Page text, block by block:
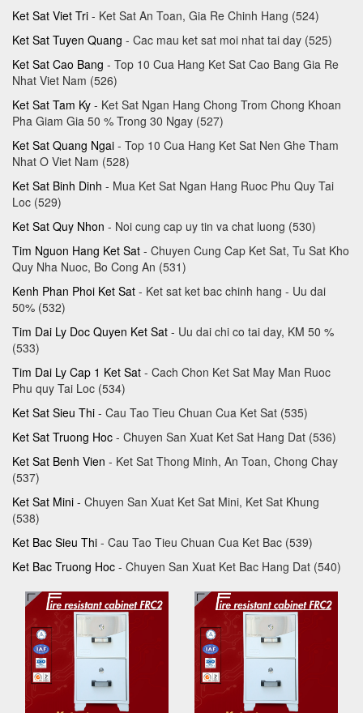
Ket Sat Viet Tri - Ket Sat An Toan, Gia Re Chinh Hang (524)
Ket Sat Tuyen Quang - Cac mau ket sat moi nhat tai day (525)
Ket Sat Cao Bang - Top 10 Cua Hang Ket Sat Cao Bang Gia Re
Nhat Viet Nam (526)
Ket Sat Tam Ky - Ket Sat Ngan Hang Chong Trom Chong Khoan
Pha Giam Gia 50 % Trong 30 Ngay (527)
Ket Sat Quang Ngai - Top 10 Cua Hang Ket Sat Nen Ghe Tham
Nhat O Viet Nam (528)
Ket Sat Binh Dinh - Mua Ket Sat Ngan Hang Ruoc Phu Quy Tai
Loc (529)
Ket Sat Quy Nhon - Noi cung cap uy tin va chat luong (530)
Tim Nguon Hang Ket Sat - Chuyen Cung Cap Ket Sat, Tu Sat Kho
Quy Nha Nuoc, Bo Cong An (531)
Kenh Phan Phoi Ket Sat - Ket sat ket bac chinh hang - Uu dai
50% (532)
Tim Dai Ly Doc Quyen Ket Sat - Uu dai chi co tai day, KM 50 %
(533)
Tim Dai Ly Cap 1 Ket Sat - Cach Chon Ket Sat May Man Ruoc
Phu quy Tai Loc (534)
Ket Sat Sieu Thi - Cau Tao Tieu Chuan Cua Ket Sat (535)
Ket Sat Truong Hoc - Chuyen San Xuat Ket Sat Hang Dat (536)
Ket Sat Benh Vien - Ket Sat Thong Minh, An Toan, Chong Chay
(537)
Ket Sat Mini - Chuyen San Xuat Ket Sat Mini, Ket Sat Khung
(538)
Ket Bac Sieu Thi - Cau Tao Tieu Chuan Cua Ket Bac (539)
Ket Bac Truong Hoc - Chuyen San Xuat Ket Bac Hang Dat (540)